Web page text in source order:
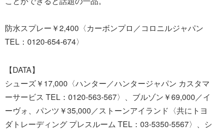
防水スプレー￥2,400〈カーボンプロ／コロニルジャパン
TEL：0120-654-674〉
【DATA】
シューズ￥17,000〈ハンター／ハンタージャパン カスタマ
ーサービス TEL：0120-563-567〉、ブルゾン￥69,000／イ
ーヴォ、パンツ￥35,000／ストーンアイランド〈共にトヨ
ダトレーディング プレスルーム TEL：03-5350-5567〉、シ